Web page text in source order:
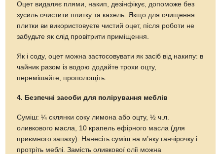
Оцет видаляє плями, накип, дезінфікує, допоможе без
зусиль очистити плитку та кахель. Якщо для очищення
плитки ви використовуєте чистий оцет, після роботи не
забудьте як слід провітрити приміщення.
Як і соду, оцет можна застосовувати як засіб від накипу: в
чайник разом із водою додайте трохи оцту,
перемішайте, прополощіть.
4. Безпечні засоби для полірування меблів
Суміш: ¼ склянки соку лимона або оцту, ½ ч.л.
оливкового масла, 10 крапель ефірного масла (для
приємного запаху). Нанесіть суміш на м’яку ганчірочку і
протріть меблі. Замість оливкової олії можна